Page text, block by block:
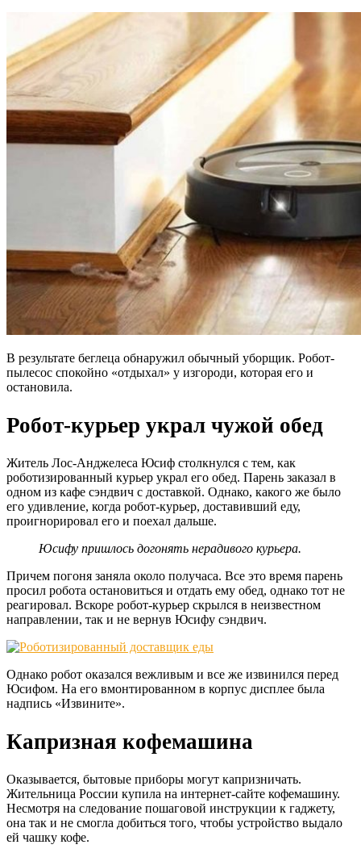
В результате беглеца обнаружил обычный уборщик. Робот-
пылесос спокойно «отдыхал» у изгороди, которая его и
остановила.
Робот-курьер украл чужой обед
Житель Лос-Анджелеса Юсиф столкнулся с тем, как
роботизированный курьер украл его обед. Парень заказал в
одном из кафе сэндвич с доставкой. Однако, какого же было
его удивление, когда робот-курьер, доставивший еду,
проигнорировал его и поехал дальше.
Юсифу пришлось догонять нерадивого курьера.
Причем погоня заняла около получаса. Все это время парень
просил робота остановиться и отдать ему обед, однако тот не
реагировал. Вскоре робот-курьер скрылся в неизвестном
направлении, так и не вернув Юсифу сэндвич.
Однако робот оказался вежливым и все же извинился перед
Юсифом. На его вмонтированном в корпус дисплее была
надпись «Извините».
Капризная кофемашина
Оказывается, бытовые приборы могут капризничать.
Жительница России купила на интернет-сайте кофемашину.
Несмотря на следование пошаговой инструкции к гаджету,
она так и не смогла добиться того, чтобы устройство выдало
ей чашку кофе.